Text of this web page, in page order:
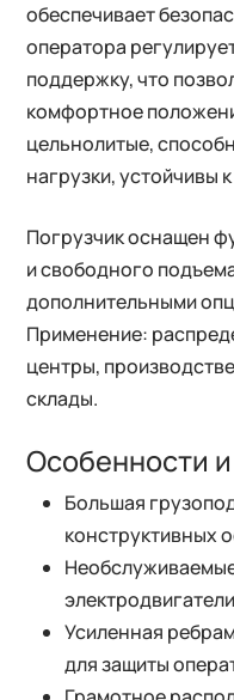
обеспечивает
оператора
поддержку, что
комфортное
цельнолитые,
нагрузки, устойчивы
Погрузчик оснащен
и свободного
дополнительными
Применение:
центры,
склады.
Особенности
Большая
конструктивных
Усиленная
для защиты